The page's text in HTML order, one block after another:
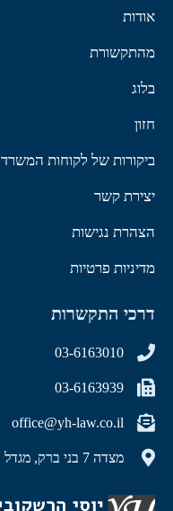
אודות
מהתקשורת
בלוג
חזון
ביקורות של לקוחות המשרד
יצירת קשר
הצהרת נגישות
מדיניות פרטיות
דרכי התקשרות
03-6163010
03-6163939
office@yh-law.co.il
מצדה 7 בני ברק, מגדל ב.ס.ר 4 , קומה 40